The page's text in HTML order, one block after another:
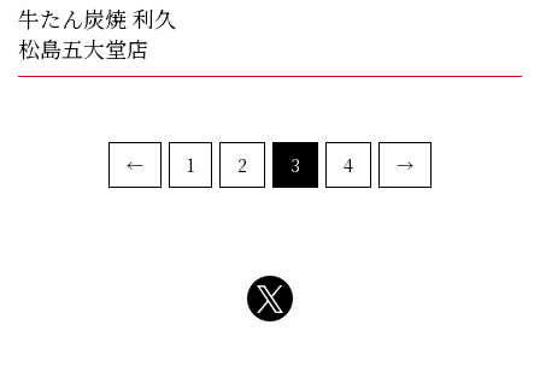
牛たん炭焼 利久
松島五大堂店
← 1 2 3 4 →